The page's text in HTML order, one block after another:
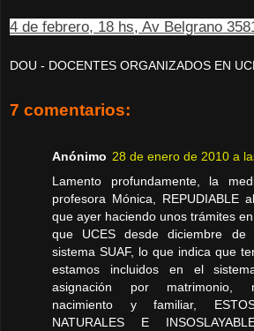
4 de febrero, 18 hs, Av Belgrano
DOU - DOCENTES ORGANIZADOS EN
7 comentarios:
Anónimo 28 de enero de 2010 a
Lamento profundamente, la
profesora Mónica, REPUDIABLE
que ayer haciendo unos trámites
que UCES desde diciembre
sistema SUAF, lo que indica que
estamos incluidos en el
asignación por matrimonio,
nacimiento y familiar,
NATURALES E